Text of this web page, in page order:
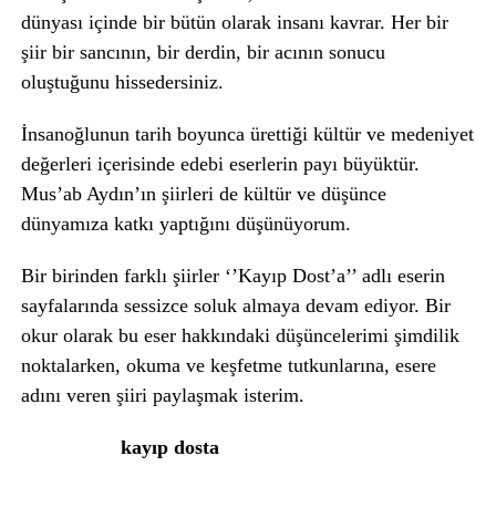
dünyası içinde bir bütün olarak insanı kavrar. Her bir
şiir bir sancının, bir derdin, bir acının sonucu
oluştuğunu hissedersiniz.
İnsanoğlunun tarih boyunca ürettiği kültür ve medeniyet
değerleri içerisinde edebi eserlerin payı büyüktür.
Mus’ab Aydın’ın şiirleri de kültür ve düşünce
dünyamıza katkı yaptığını düşünüyorum.
Bir birinden farklı şiirler ‘’Kayıp Dost’a’’ adlı eserin
sayfalarında sessizce soluk almaya devam ediyor. Bir
okur olarak bu eser hakkındaki düşüncelerimi şimdilik
noktalarken, okuma ve keşfetme tutkunlarına, esere
adını veren şiiri paylaşmak isterim.
kayıp dosta